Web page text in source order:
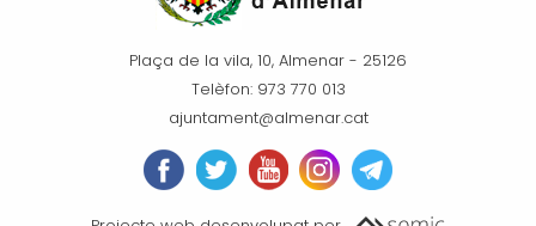
Plaça de la vila, 10, Almenar - 25126
Telèfon: 973 770 013
ajuntament@almenar.cat